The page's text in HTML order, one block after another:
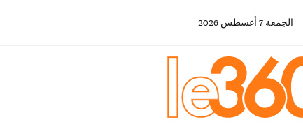
الجمعة 7 أغسطس 2026